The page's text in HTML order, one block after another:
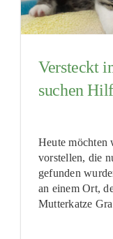
Versteckt
suchen
Heute möchten
vorstellen, die
gefunden
an einem Ort,
Mutterkatze